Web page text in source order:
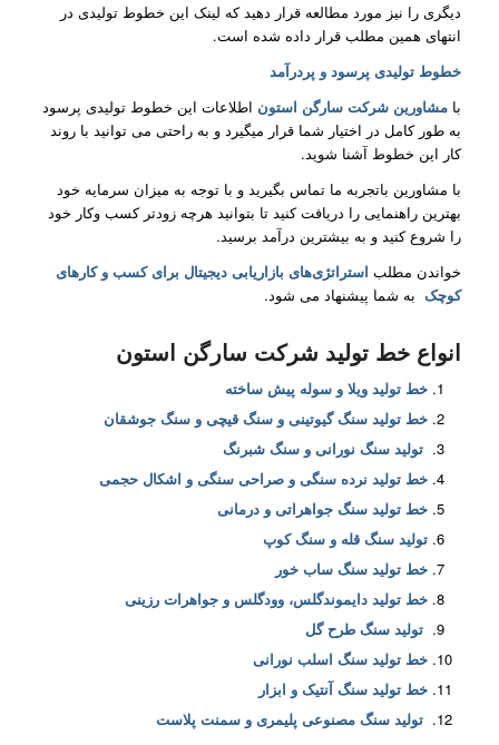
دیگری را نیز مورد مطالعه قرار دهید که لینک این خطوط تولیدی در
انتهای همین مطلب قرار داده شده است.
خطوط تولیدی پرسود و پردرآمد
با مشاورین شرکت سارگن استون اطلاعات این خطوط تولیدی پرسود
به طور کامل در اختیار شما قرار میگیرد و به راحتی می توانید با روند
کار این خطوط آشنا شوید.
با مشاورین باتجربه ما تماس بگیرید و با توجه به میزان سرمایه خود
بهترین راهنمایی را دریافت کنید تا بتوانید هرچه زودتر کسب وکار خود
را شروع کنید و به بیشترین درآمد برسید.
خواندن مطلباستراتژی‌های بازاریابی دیجیتال برای کسب و کارهای
کوچکبه شما پیشنهاد می شود.
انواع خط تولید شرکت سارگن استون
خط تولید ویلا و سوله پیش ساخته
خط تولید سنگ گیوتینی و سنگ قیچی و سنگ جوشقان
تولید سنگ نورانی و سنگ شبرنگ
خط تولید نرده سنگی و صراحی سنگی و اشکال حجمی
خط تولید سنگ جواهراتی و درمانی
تولید سنگ قله و سنگ کوپ
خط تولید سنگ ساب خور
خط تولید دایموندگلس، وودگلس و جواهرات رزینی
تولید سنگ طرح گل
خط تولید سنگ اسلب نورانی
خط تولید سنگ آنتیک و ابزار
تولید سنگ مصنوعی پلیمری و سمنت پلاست